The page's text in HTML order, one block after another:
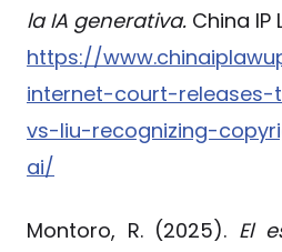
la IA generativa. China IP
https://
internet-court-
vs-liu-recognizing-
ai/
Montoro, R. (2025). El